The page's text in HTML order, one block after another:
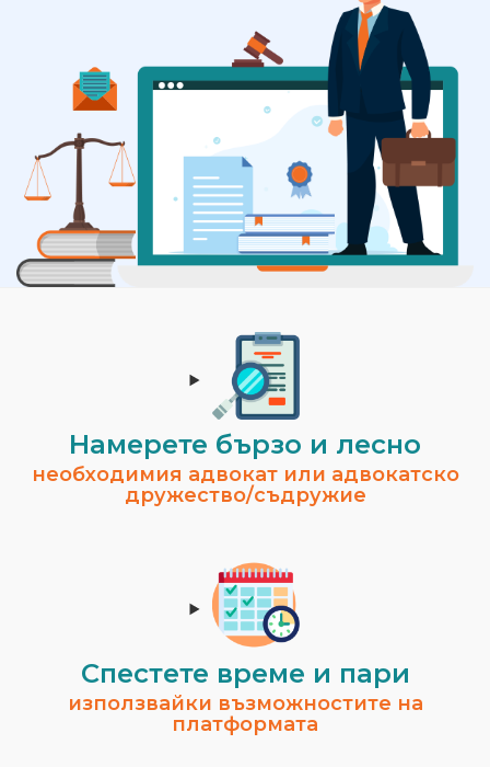
Намерете бързо и лесно
необходимия адвокат или адвокатско
дружество/съдружие
Спестeте време и пари
използвайки възможностите на
платформата